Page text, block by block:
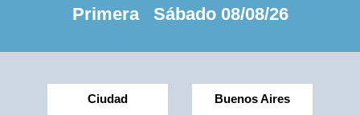
Primera Sábado 08/08/26
Ciudad Buenos Aires